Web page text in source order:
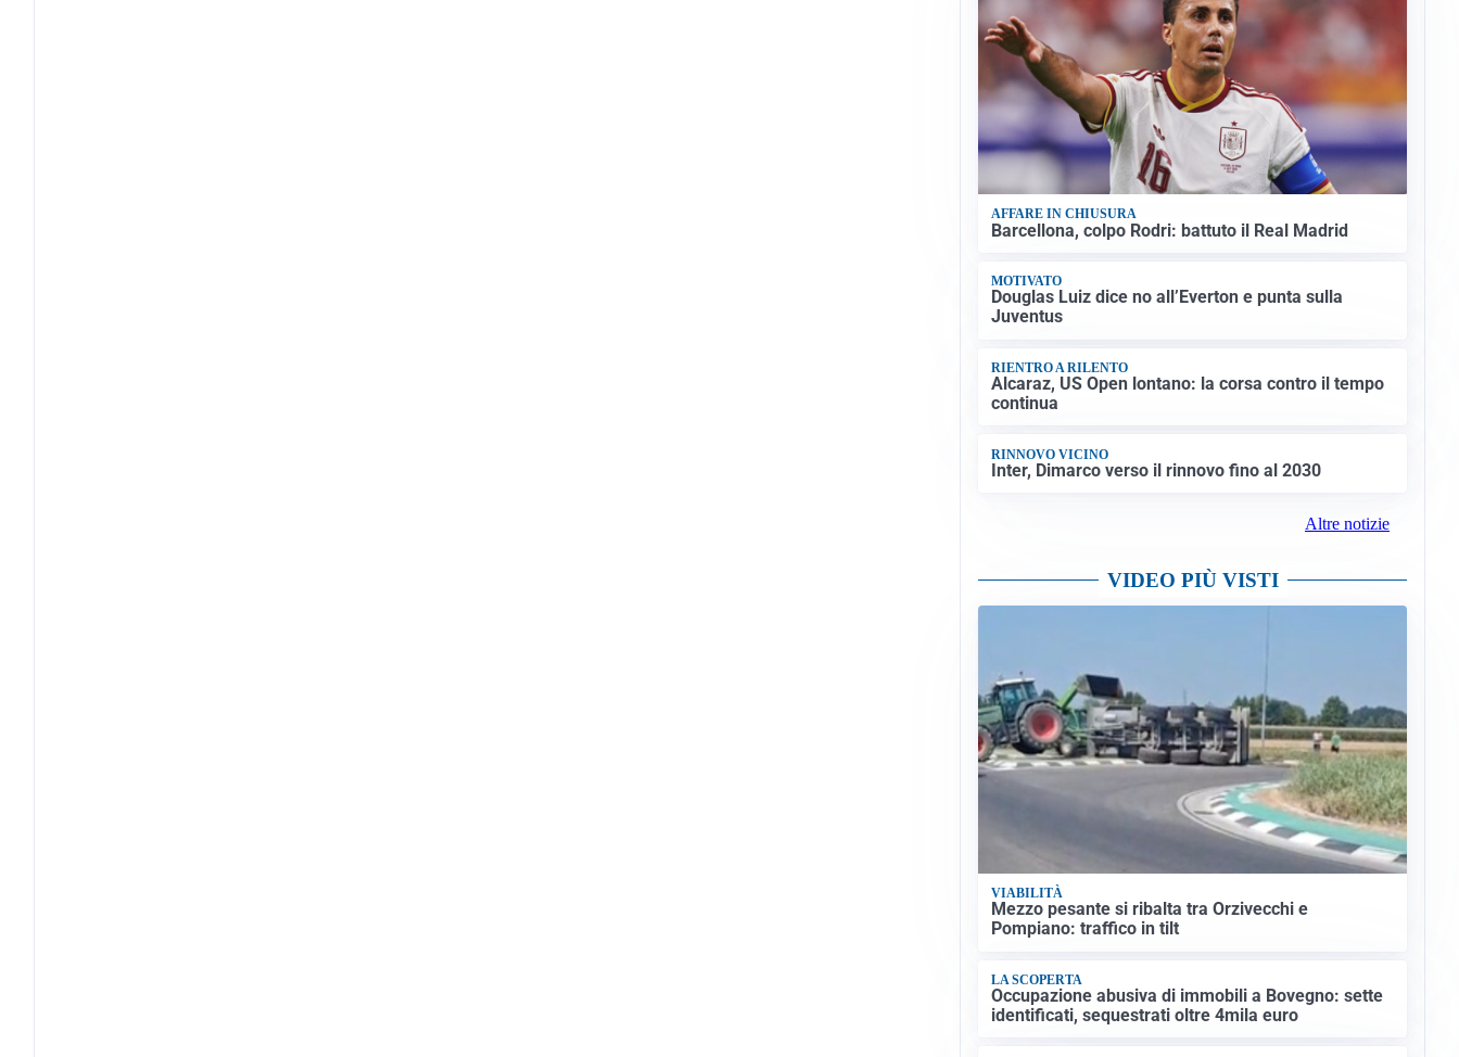
AFFARE IN CHIUSURA
Barcellona, colpo Rodri: battuto il Real Madrid
MOTIVATO
Douglas Luiz dice no all’Everton e punta sulla
Juventus
RIENTRO A RILENTO
Alcaraz, US Open lontano: la corsa contro il tempo
continua
RINNOVO VICINO
Inter, Dimarco verso il rinnovo fino al 2030
Altre notizie
VIDEO PIÙ VISTI
VIABILITÀ
Mezzo pesante si ribalta tra Orzivecchi e
Pompiano: traffico in tilt
LA SCOPERTA
Occupazione abusiva di immobili a Bovegno: sette
identificati, sequestrati oltre 4mila euro